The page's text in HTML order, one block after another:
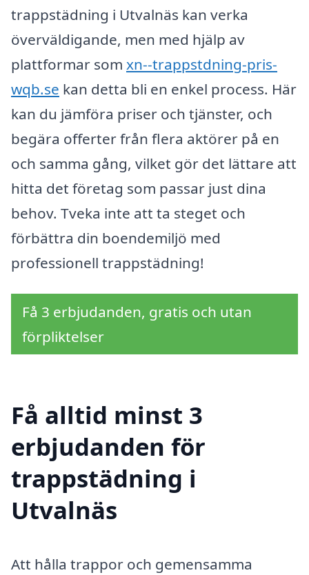
trappstädning i Utvalnäs kan verka
överväldigande, men med hjälp av
plattformar som xn--trappstdning-pris-
wqb.se kan detta bli en enkel process. Här
kan du jämföra priser och tjänster, och
begära offerter från flera aktörer på en
och samma gång, vilket gör det lättare att
hitta det företag som passar just dina
behov. Tveka inte att ta steget och
förbättra din boendemiljö med
professionell trappstädning!
Få 3 erbjudanden, gratis och utan
förpliktelser
Få alltid minst 3
erbjudanden för
trappstädning i
Utvalnäs
Att hålla trappor och gemensamma